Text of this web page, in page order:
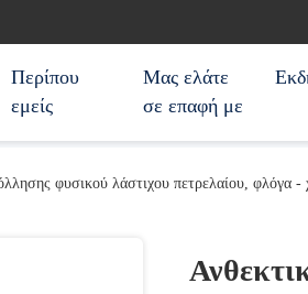
Περίπου
εμείς
Μας ελάτε
σε επαφή με
φυσικού λάστιχου πετρελαίου, φλόγα